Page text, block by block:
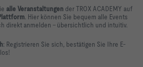
alle Veranstaltungen der TROX ACADEMY auf
. Hier können Sie bequem alle Events
direkt anmelden – übersichtlich und intuitiv.
: Registrieren Sie sich, bestätigen Sie Ihre E-